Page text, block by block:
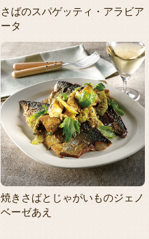
さばのスパゲッティ・アラビア
ータ
焼きさばとじゃがいものジェノ
ベーゼあえ